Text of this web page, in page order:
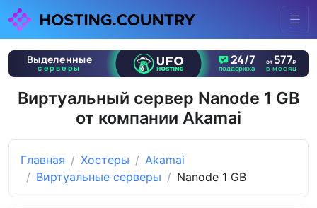
Виртуальный сервер Nanode 1 GB
от компании Akamai
Главная Хостеры
Akamai
Виртуальные серверы
Nanode 1 GB